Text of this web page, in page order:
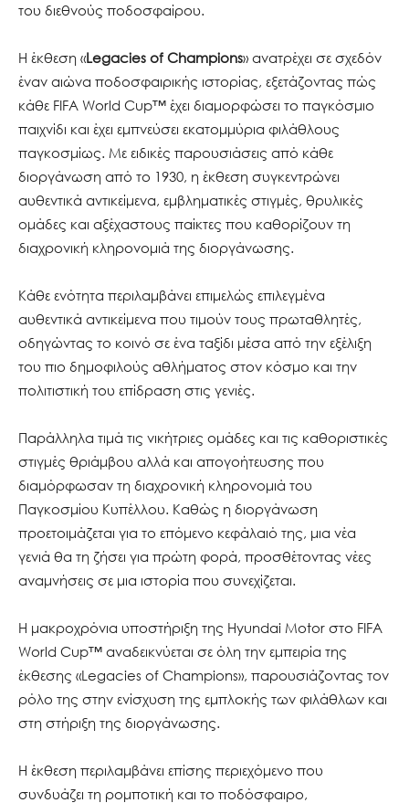
του διεθνούς ποδοσφαίρου.
Η έκθεση «Legacies of Champions» ανατρέχει σε σχεδόν
έναν αιώνα ποδοσφαιρικής ιστορίας, εξετάζοντας πώς
κάθε FIFA World Cup™ έχει διαμορφώσει το παγκόσμιο
παιχνίδι και έχει εμπνεύσει εκατομμύρια φιλάθλους
παγκοσμίως. Με ειδικές παρουσιάσεις από κάθε
διοργάνωση από το 1930, η έκθεση συγκεντρώνει
αυθεντικά αντικείμενα, εμβληματικές στιγμές, θρυλικές
ομάδες και αξέχαστους παίκτες που καθορίζουν τη
διαχρονική κληρονομιά της διοργάνωσης.
Κάθε ενότητα περιλαμβάνει επιμελώς επιλεγμένα
αυθεντικά αντικείμενα που τιμούν τους πρωταθλητές,
οδηγώντας το κοινό σε ένα ταξίδι μέσα από την εξέλιξη
του πιο δημοφιλούς αθλήματος στον κόσμο και την
πολιτιστική του επίδραση στις γενιές.
Παράλληλα τιμά τις νικήτριες ομάδες και τις καθοριστικές
στιγμές θριάμβου αλλά και απογοήτευσης που
διαμόρφωσαν τη διαχρονική κληρονομιά του
Παγκοσμίου Κυπέλλου. Καθώς η διοργάνωση
προετοιμάζεται για το επόμενο κεφάλαιό της, μια νέα
γενιά θα τη ζήσει για πρώτη φορά, προσθέτοντας νέες
αναμνήσεις σε μια ιστορία που συνεχίζεται.
Η μακροχρόνια υποστήριξη της Hyundai Motor στο FIFA
World Cup™ αναδεικνύεται σε όλη την εμπειρία της
έκθεσης «Legacies of Champions», παρουσιάζοντας τον
ρόλο της στην ενίσχυση της εμπλοκής των φιλάθλων και
στη στήριξη της διοργάνωσης.
Η έκθεση περιλαμβάνει επίσης περιεχόμενο που
συνδυάζει τη ρομποτική και το ποδόσφαιρο,